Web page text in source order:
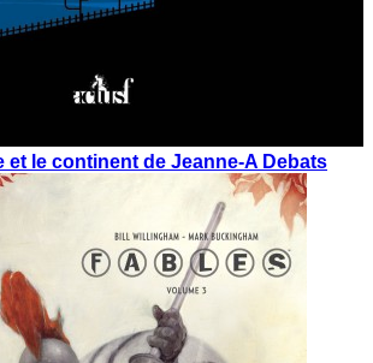
et le continent de Jeanne-A Debats